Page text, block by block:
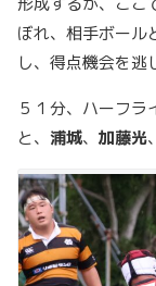
ぼれ、相手ボール
し、得点機会を逃
５１分、ハーフラ
と、 浦城、 加藤光、